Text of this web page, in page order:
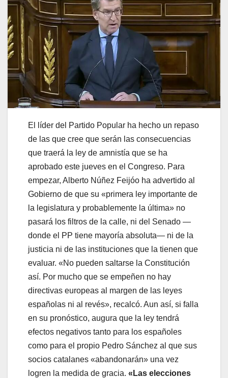
El líder del Partido Popular ha hecho un repaso
de las que cree que serán las consecuencias
que traerá la ley de amnistía que se ha
aprobado este jueves en el Congreso. Para
empezar, Alberto Núñez Feijóo ha advertido al
Gobierno de que su «primera ley importante de
la legislatura y probablemente la última» no
pasará los filtros de la calle, ni del Senado —
donde el PP tiene mayoría absoluta— ni de la
justicia ni de las instituciones que la tienen que
evaluar. «No pueden saltarse la Constitución
así. Por mucho que se empeñen no hay
directivas europeas al margen de las leyes
españolas ni al revés», recalcó. Aun así, si falla
en su pronóstico, augura que la ley tendrá
efectos negativos tanto para los españoles
como para el propio Pedro Sánchez al que sus
socios catalanes «abandonarán» una vez
logren la medida de gracia. «Las elecciones